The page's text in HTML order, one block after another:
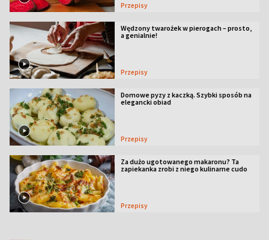
Przepisy
Wędzony twarożek w pierogach – prosto,
a genialnie!
Przepisy
Domowe pyzy z kaczką. Szybki sposób na
elegancki obiad
Przepisy
Za dużo ugotowanego makaronu? Ta
zapiekanka zrobi z niego kulinarne cudo
Przepisy